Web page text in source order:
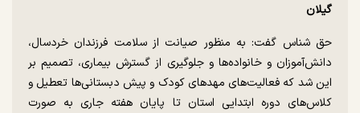
گیلان
حق شناس گفت: به منظور صیانت از سلامت فرزندان خردسال،
دانش‌آموزان و خانواده‌ها و جلوگیری از گسترش بیماری، تصمیم بر
این شد که فعالیت‌های مهد‌های کودک و پیش دبستانی‌ها تعطیل و
کلاس‌های دوره ابتدایی استان تا پایان هفته جاری به صورت